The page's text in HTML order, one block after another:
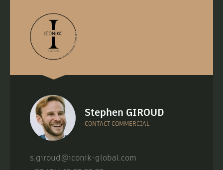
Stephen GIROUD
CONTACT COMMERCIAL
s.giroud@iconik-global.com